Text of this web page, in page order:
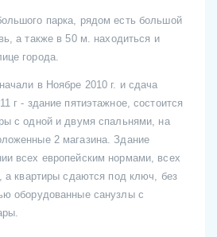
парка, рядом есть большой
а также в 50 м. находиться и
города.
в Ноябре 2010 г. и сдача
г - здание пятиэтажное, состоится
с одной и двумя спальнями, на
2 магазина. Здание
всех европейским нормами, всех
а квартиры сдаются под ключ, без
оборудованные санузлы с